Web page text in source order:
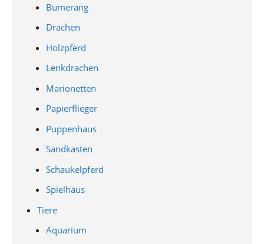
Bumerang
Drachen
Holzpferd
Lenkdrachen
Marionetten
Papierflieger
Puppenhaus
Sandkasten
Schaukelpferd
Spielhaus
Tiere
Aquarium